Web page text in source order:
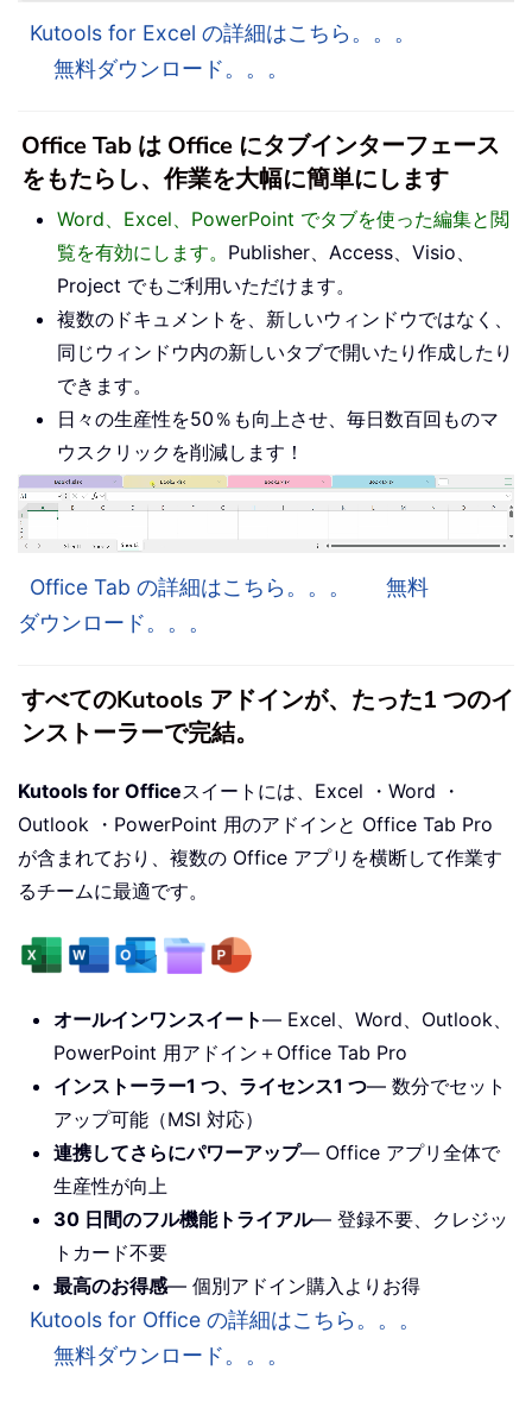
Kutools for Excel の詳細はこちら。。。
無料ダウンロード。。。
Office Tab は Office にタブインターフェース
をもたらし、作業を大幅に簡単にします
Word、Excel、PowerPoint でタブを使った編集と閲
覧を有効にします。 Publisher、Access、Visio、
Project でもご利用いただけます。
複数のドキュメントを、新しいウィンドウではなく、
同じウィンドウ内の新しいタブで開いたり作成したり
できます。
日々の生産性を50％も向上させ、毎日数百回ものマ
ウスクリックを削減します！
Office Tab の詳細はこちら。。。
無料
ダウンロード。。。
すべてのKutools アドインが、たった1 つのイ
ンストーラーで完結。
Kutools for Officeスイートには、Excel ・Word ・
Outlook ・PowerPoint 用のアドインと Office Tab Pro
が含まれており、複数の Office アプリを横断して作業す
るチームに最適です。
オールインワンスイート— Excel、Word、Outlook、
PowerPoint 用アドイン＋Office Tab Pro
インストーラー1 つ、ライセンス1 つ— 数分でセット
アップ可能（MSI 対応）
連携してさらにパワーアップ— Office アプリ全体で
生産性が向上
30 日間のフル機能トライアル— 登録不要、クレジッ
トカード不要
最高のお得感— 個別アドイン購入よりお得
Kutools for Office の詳細はこちら。。。
無料ダウンロード。。。